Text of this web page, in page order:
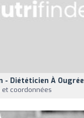
- Diététicien À Ougrée
coordonnées